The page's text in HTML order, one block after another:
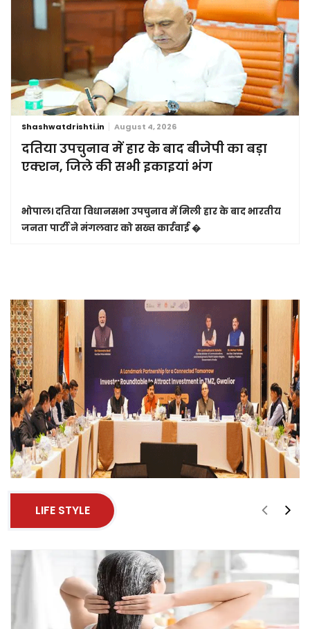
Shashwatdrishti.in August 4, 2026
दतिया उपचुनाव में हार के बाद बीजेपी का बड़ा
एक्शन, जिले की सभी इकाइयां भंग
भोपाल।दतिया विधानसभा उपचुनाव में मिली हार के बाद भारतीय
जनता पार्टी ने मंगलवार को सख्त कार्रवाई �
LIFE STYLE